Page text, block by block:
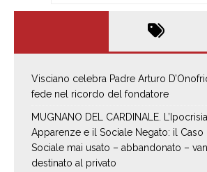
Visciano celebra Padre Arturo
fede nel ricordo del fondatore
MUGNANO DEL CARDINALE.
Apparenze e il Sociale Negato: il Caso
Sociale mai usato – abbandonato –
destinato al privato